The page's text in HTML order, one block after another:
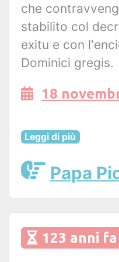
che
stabilito col
exitu e con
Dominici gregis.
18
Leggi di più
Papa
123 anni fa